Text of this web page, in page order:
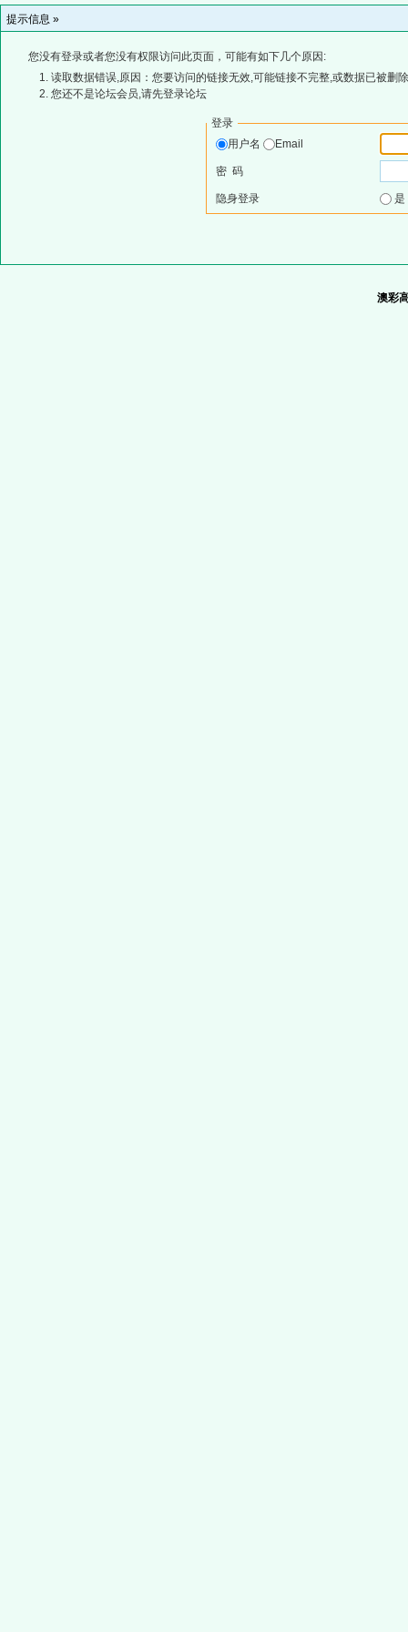
提示信息 »
您没有登录或者您没有权限访问此页面，可能有如下几个原因:
读取数据错误,原因：您要访问的链接无效,可能链接不完整,或数据已被删
您还不是论坛会员,请先登录论坛
登录
用户名
Email
密 码
隐身登录
澳彩